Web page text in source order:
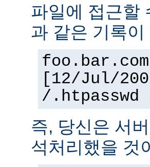
파일에 접근할
과 같은 기록
[12/Jul/
/.htpasswd
즉, 당신은 서
석처리했을 것